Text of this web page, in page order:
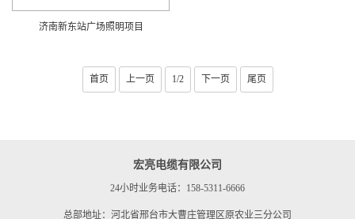
济南新东站广场照明项目
首页 上一页 1/2 下一页 尾页
宏亮电缆有限公司
24小时业务电话：158-5311-6666
总部地址：河北省邢台市大曹庄管理区原农业三分公司